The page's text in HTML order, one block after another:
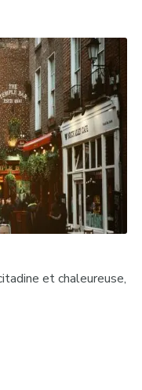
et chaleureuse,